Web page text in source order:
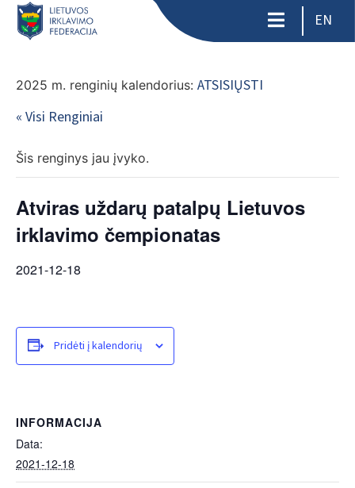
EN
2025 m. renginių kalendorius: ATSISIŲSTI
« Visi Renginiai
Šis renginys jau įvyko.
Atviras uždarų patalpų Lietuvos
irklavimo čempionatas
2021-12-18
Pridėti į kalendorių
INFORMACIJA
Data:
2021-12-18